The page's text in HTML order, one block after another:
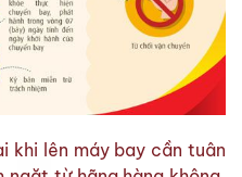
khi lên máy bay cần tuân